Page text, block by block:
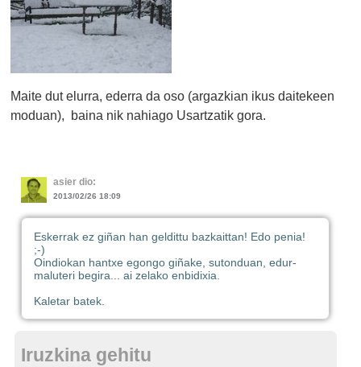
Maite dut elurra, ederra da oso (argazkian ikus daitekeen
moduan), baina nik nahiago Usartzatik gora.
asier dio:
2013/02/26 18:09
Eskerrak ez giñan han geldittu bazkaittan! Edo penia!
;-)
Oindiokan hantxe egongo giñake, sutonduan, edur-
maluteri begira... ai zelako enbidixia.
Kaletar batek.
Iruzkina gehitu